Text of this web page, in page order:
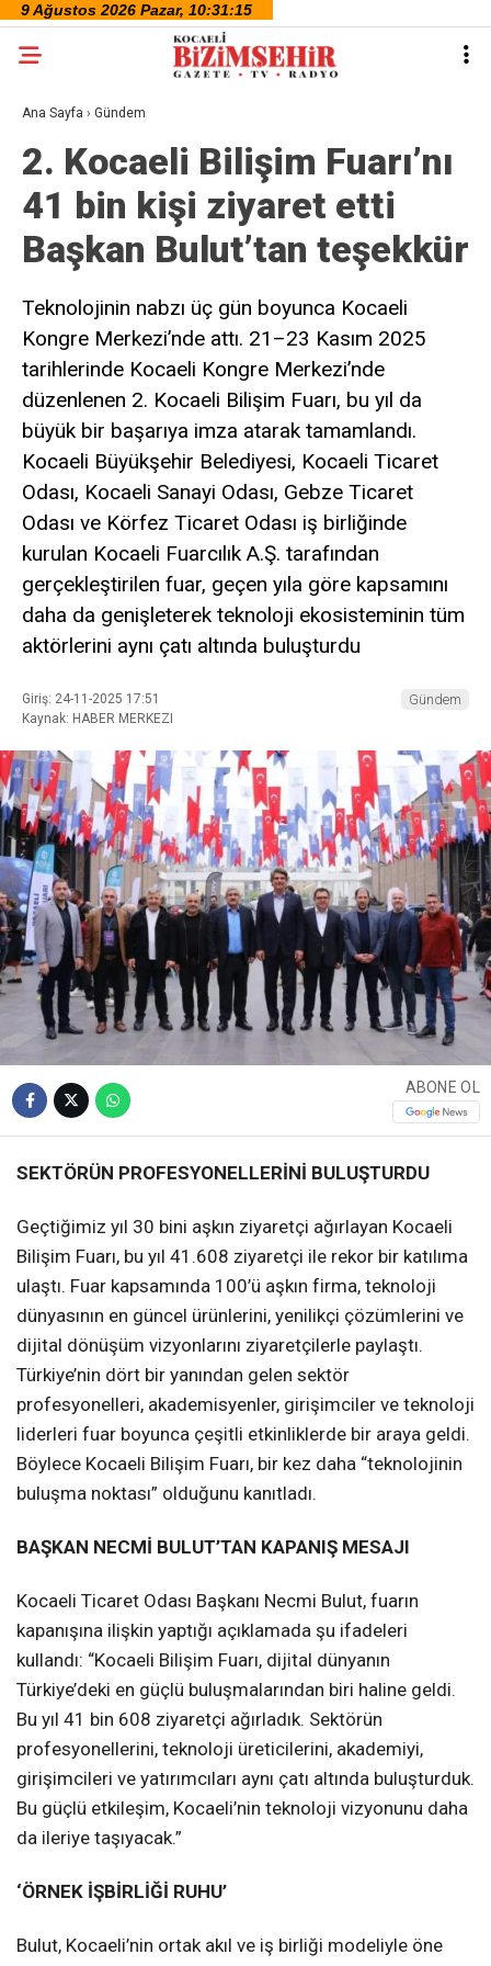
Ana Sayfa › Gündem
2. Kocaeli Bilişim Fuarı’nı
41 bin kişi ziyaret etti
Başkan Bulut’tan teşekkür
Teknolojinin nabzı üç gün boyunca Kocaeli
Kongre Merkezi’nde attı. 21–23 Kasım 2025
tarihlerinde Kocaeli Kongre Merkezi’nde
düzenlenen 2. Kocaeli Bilişim Fuarı, bu yıl da
büyük bir başarıya imza atarak tamamlandı.
Kocaeli Büyükşehir Belediyesi, Kocaeli Ticaret
Odası, Kocaeli Sanayi Odası, Gebze Ticaret
Odası ve Körfez Ticaret Odası iş birliğinde
kurulan Kocaeli Fuarcılık A.Ş. tarafından
gerçekleştirilen fuar, geçen yıla göre kapsamını
daha da genişleterek teknoloji ekosisteminin tüm
aktörlerini aynı çatı altında buluşturdu
Giriş: 24-11-2025 17:51
Kaynak: HABER MERKEZI
Gündem
ABONE OL
SEKTÖRÜN PROFESYONELLERİNİ BULUŞTURDU
Geçtiğimiz yıl 30 bini aşkın ziyaretçi ağırlayan Kocaeli
Bilişim Fuarı, bu yıl 41.608 ziyaretçi ile rekor bir katılıma
ulaştı. Fuar kapsamında 100’ü aşkın firma, teknoloji
dünyasının en güncel ürünlerini, yenilikçi çözümlerini ve
dijital dönüşüm vizyonlarını ziyaretçilerle paylaştı.
Türkiye’nin dört bir yanından gelen sektör
profesyonelleri, akademisyenler, girişimciler ve teknoloji
liderleri fuar boyunca çeşitli etkinliklerde bir araya geldi.
Böylece Kocaeli Bilişim Fuarı, bir kez daha “teknolojinin
buluşma noktası” olduğunu kanıtladı.
BAŞKAN NECMİ BULUT’TAN KAPANIŞ MESAJI
Kocaeli Ticaret Odası Başkanı Necmi Bulut, fuarın
kapanışına ilişkin yaptığı açıklamada şu ifadeleri
kullandı: “Kocaeli Bilişim Fuarı, dijital dünyanın
Türkiye’deki en güçlü buluşmalarından biri haline geldi.
Bu yıl 41 bin 608 ziyaretçi ağırladık. Sektörün
profesyonellerini, teknoloji üreticilerini, akademiyi,
girişimcileri ve yatırımcıları aynı çatı altında buluşturduk.
Bu güçlü etkileşim, Kocaeli’nin teknoloji vizyonunu daha
da ileriye taşıyacak.”
‘ÖRNEK İŞBİRLİĞİ RUHU’
Bulut, Kocaeli’nin ortak akıl ve iş birliği modeliyle öne